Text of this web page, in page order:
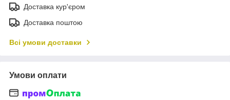
Доставка кур'єром
Доставка поштою
Всі умови доставки
Умови оплати